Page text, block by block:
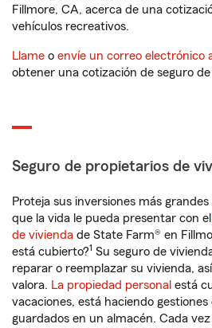
Fillmore, CA, acerca de una
vehículos recreativos.
Llame o envíe un correo electrónico
obtener una cotización de seguro
Seguro de propietarios de
Proteja sus inversiones más
que la vida le pueda presentar con el
de vivienda de State Farm® en
está cubierto?1 Su seguro de
reparar o reemplazar su vivienda,
valora. La propiedad personal está
vacaciones, está haciendo
guardados en un almacén. Cada